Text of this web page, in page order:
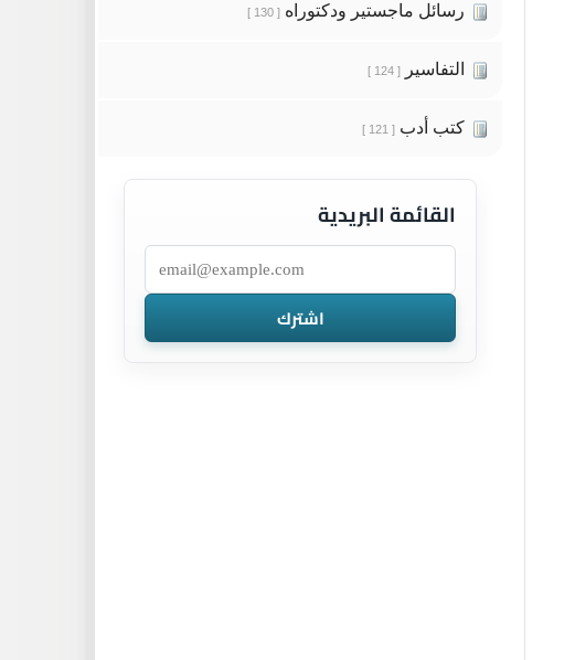
رسائل ماجستير ودكتوراه [ 130 ]
التفاسير [ 124 ]
كتب أدب [ 121 ]
القائمة البريدية